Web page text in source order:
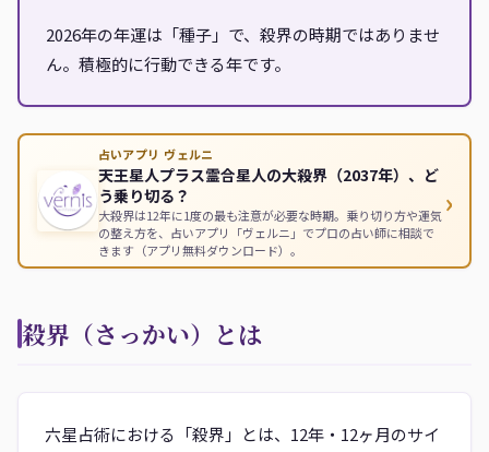
2026年の年運は「種子」で、殺界の時期ではありませ
ん。積極的に行動できる年です。
占いアプリ ヴェルニ
天王星人プラス霊合星人の大殺界（2037年）、ど
う乗り切る？
大殺界は12年に1度の最も注意が必要な時期。乗り切り方や運気
の整え方を、占いアプリ「ヴェルニ」でプロの占い師に相談で
きます（アプリ無料ダウンロード）。
›
殺界（さっかい）とは
六星占術における「殺界」とは、12年・12ヶ月のサイ